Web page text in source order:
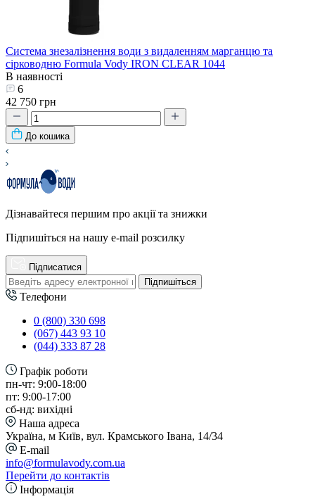
Система знезалізнення води з видаленням марганцю та
сірководню Formula Vody IRON CLEAR 1044
В наявності
6
42 750 грн
До кошика
Дізнавайтеся першим про акції та знижки
Підпишіться на нашу e-mail розсилку
Підписатися
Підпишіться
Телефони
0 (800) 330 698
(067) 443 93 10
(044) 333 87 28
Графік роботи
пн-чт: 9:00-18:00
пт: 9:00-17:00
сб-нд: вихідні
Наша адреса
Україна, м Київ, вул. Крамського Івана, 14/34
E-mail
info@formulavody.com.ua
Перейти до контактів
Інформація